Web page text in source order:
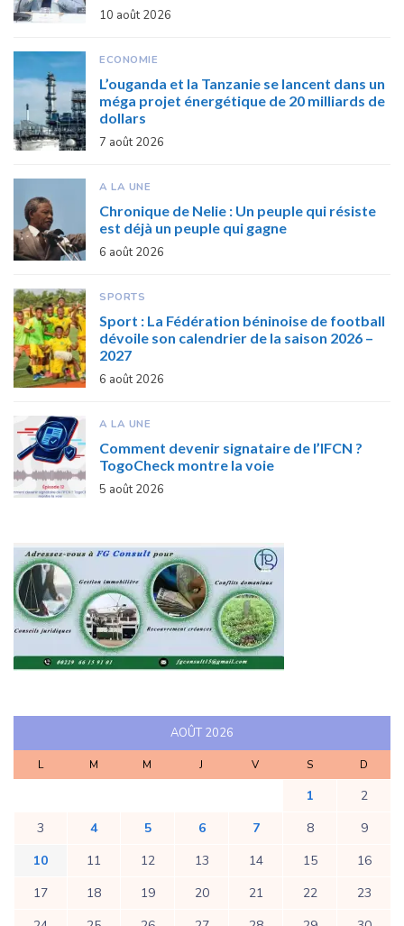
10 août 2026
ECONOMIE
L’ouganda et la Tanzanie se lancent dans un
méga projet énergétique de 20 milliards de
dollars
7 août 2026
A LA UNE
Chronique de Nelie : Un peuple qui résiste
est déjà un peuple qui gagne
6 août 2026
SPORTS
Sport : La Fédération béninoise de football
dévoile son calendrier de la saison 2026 –
2027
6 août 2026
A LA UNE
Comment devenir signataire de l’IFCN ?
TogoCheck montre la voie
5 août 2026
AOÛT 2026
L M M J V S D
1
2
3
4 5 6 7 8
9
10
11 12 13 14 15
16
17
18 19 20 21 22
23